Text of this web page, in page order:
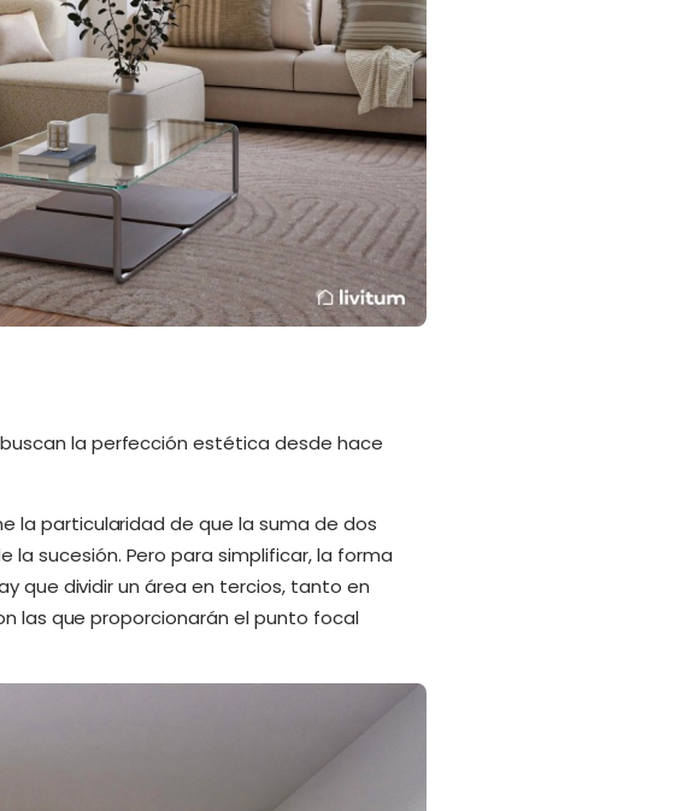
la perfección estética desde hace
la particularidad de que la suma de dos
sucesión. Pero para simplificar, la forma
que dividir un área en tercios, tanto en
las que proporcionarán el punto focal